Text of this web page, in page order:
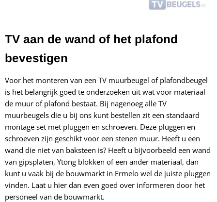
TV aan de wand of het plafond
bevestigen
Voor het monteren van een TV muurbeugel of plafondbeugel
is het belangrijk goed te onderzoeken uit wat voor materiaal
de muur of plafond bestaat. Bij nagenoeg alle TV
muurbeugels die u bij ons kunt bestellen zit een standaard
montage set met pluggen en schroeven. Deze pluggen en
schroeven zijn geschikt voor een stenen muur. Heeft u een
wand die niet van baksteen is? Heeft u bijvoorbeeld een wand
van gipsplaten, Ytong blokken of een ander materiaal, dan
kunt u vaak bij de bouwmarkt in Ermelo wel de juiste pluggen
vinden. Laat u hier dan even goed over informeren door het
personeel van de bouwmarkt.